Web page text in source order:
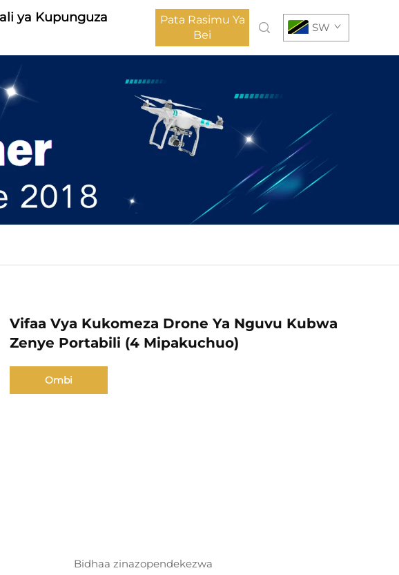
ya Kupunguza
Pata Rasimu Ya
Bei
SW
Vifaa Vya Kukomeza Drone Ya Nguvu Kubwa
Zenye Portabili (4 Mipakuchuo)
Ombi
Bidhaa zinazopendekezwa